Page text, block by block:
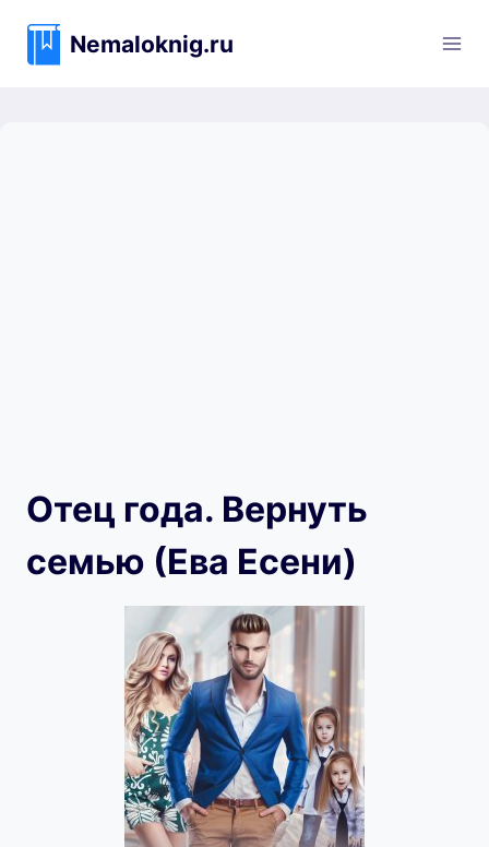
содержимому
Nemaloknig.ru
Отец года. Вернуть
семью (Ева Есени)